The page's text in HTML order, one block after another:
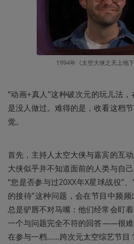
1994年《太空大侠之天上地下
“动画+真人”这种破次元的玩儿法
是没人做过。难得的是，收看这档
觉。
首先，主持人太空大侠与嘉宾的互
大侠似乎并不知道面前的人类与自
“您是否参与过20XX年X星球战役”
的接待”这种问题，会在节目中频
总是驴唇不对马嘴：他们经常会盯
一个与问题完全不符的回答——很
在参与一档……跨次元太空综艺节目